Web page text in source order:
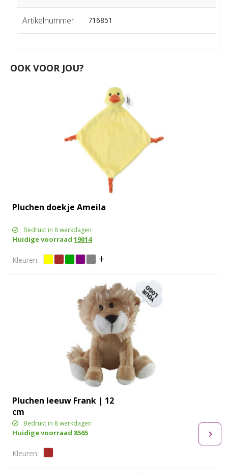
Artikelnummer 716851
OOK VOOR JOU?
Pluchen doekje Ameila
Bedrukt in 8 werkdagen
Huidige voorraad19014
Pluchen leeuw Frank | 12
cm
Bedrukt in 8 werkdagen
Huidige voorraad 8565